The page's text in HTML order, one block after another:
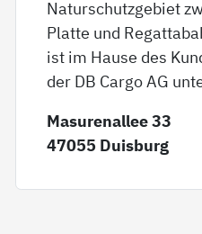
Naturschutzgebiet
Platte und
ist im Hause des
der DB Cargo AG
Masurenallee 33
47055 Duisburg